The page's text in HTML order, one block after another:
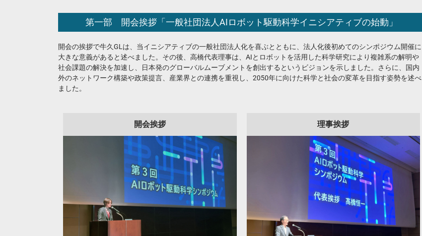
第一部 開会挨拶「一般社団法人AIロボット駆動科学イニシアティブの始動」
開会の挨拶で牛久GLは、当イニシアティブの一般社団法人化を喜ぶとともに、法人化後初めてのシンポジウム開催に
大きな意義があると述べました。その後、高橋代表理事は、AIとロボットを活用した科学研究により複雑系の解明や
社会課題の解決を加速し、日本発のグローバルムーブメントを創出するというビジョンを示しました。さらに、国内
外のネットワーク構築や政策提言、産業界との連携を重視し、2050年に向けた科学と社会の変革を目指す姿勢を述べ
ました。
開会挨拶 理事挨拶